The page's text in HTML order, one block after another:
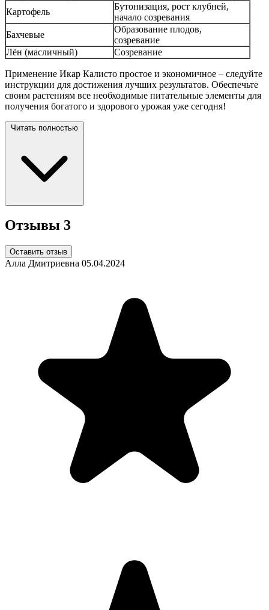
Картофель
Бутонизация, рост клубней,
начало созревания
Бахчевые
Образование плодов,
созревание
Лён (масличный)
Созревание
Применение Икар Калисто простое и экономичное – следуйте
инструкции для достижения лучших результатов. Обеспечьте
своим растениям все необходимые питательные элементы для
получения богатого и здорового урожая уже сегодня!
Читать полностью
Отзывы 3
Оставить отзыв
Алла Дмитриевна 05.04.2024